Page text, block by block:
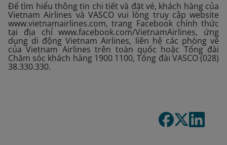
Để tìm hiểu thông tin chi tiết và đặt vé, khách hàng của
Vietnam Airlines và VASCO vui lòng truy cập website
www.vietnamairlines.com, trang Facebook chính thức
tại địa chỉ www.facebook.com/VietnamAirlines, ứng
dụng di động Vietnam Airlines, liên hệ các phòng vé
của Vietnam Airlines trên toàn quốc hoặc Tổng đài
Chăm sóc khách hàng 1900 1100, Tổng đài VASCO (028)
38.330.330.